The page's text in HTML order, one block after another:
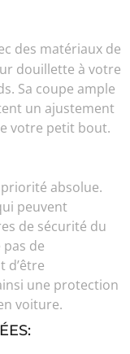
des matériaux de
douillette à votre
Sa coupe ample
un ajustement
votre petit bout.
absolue.
peuvent
de sécurité du
pas de
d’être
une protection
voiture.